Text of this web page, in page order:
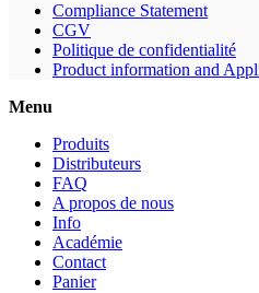
Compliance Statement
CGV
Politique de confidentialité
Product information and
Menu
Produits
Distributeurs
FAQ
A propos de nous
Info
Académie
Contact
Panier